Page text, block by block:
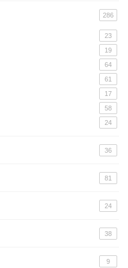
286
23
19
64
61
17
58
24
36
81
24
38
9